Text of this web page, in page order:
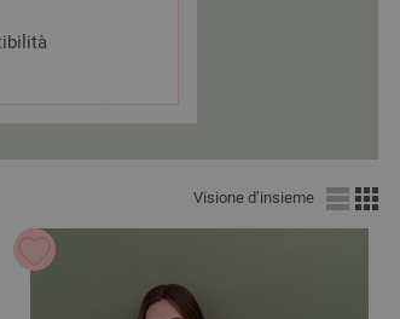
Visione d’insieme